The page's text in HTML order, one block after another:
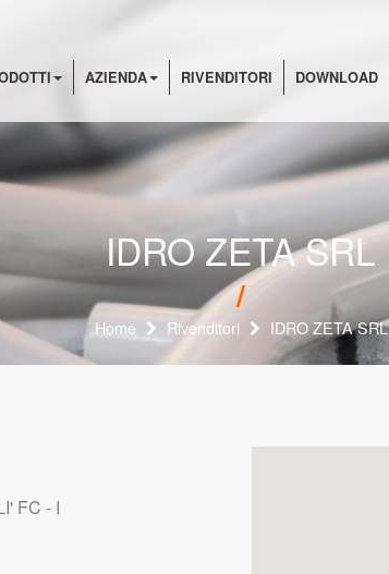
AZIENDA RIVENDITORI DOWNLOAD
IDRO ZETA SRL
Home Rivenditori IDRO ZETA SRL
FC - I